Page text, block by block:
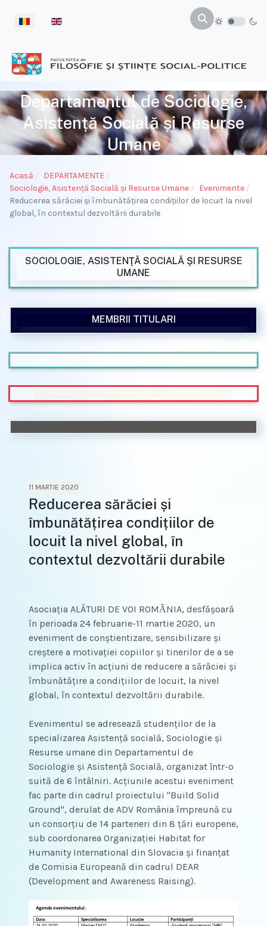
Selectați limba dvs
Departamentul de Sociologie,
Asistență Socială și Resurse
Umane
Acasă
DEPARTAMENTE
Sociologie, Asistenţă Socială și Resurse Umane
Evenimente
Reducerea sărăciei și îmbunătățirea condițiilor de locuit la nivel
global, în contextul dezvoltării durabile
11 MARTIE 2020
Reducerea sărăciei și
îmbunătățirea condițiilor de
locuit la nivel global, în
contextul dezvoltării durabile
Asociația ALĂTURI DE VOI ROMȂNIA, desfășoară
în perioada 24 februarie-11 martie 2020, un
eveniment de conștientizare, sensibilizare și
creștere a motivației copiilor și tinerilor de a se
implica activ în acțiuni de reducere a sărăciei și
îmbunătățire a condițiilor de locuit, la nivel
global, în contextul dezvoltării durabile.
Evenimentul se adresează studenților de la
specializarea Asistență socială, Sociologie și
Resurse umane din Departamentul de
Sociologie și Asistență Socială, organizat ȋntr-o
suită de 6 întâlniri. Acțiunile acestui eveniment
fac parte din cadrul proiectului "Build Solid
Ground", derulat de ADV România împreună cu
un consorțiu de 14 parteneri din 8 țări europene,
sub coordonarea Organizației Habitat for
Humanity International din Slovacia și finanțat
de Comisia Europeană din cadrul DEAR
(Development and Awareness Raising).
SOCIOLOGIE, ASISTENŢĂ SOCIALĂ ŞI RESURSE
UMANE
MEMBRII TITULARI